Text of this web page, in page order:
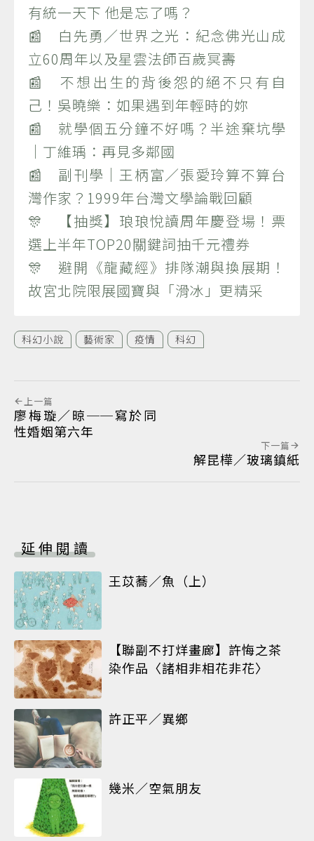
有統一天下 他是忘了嗎？
📰 白先勇／世界之光：紀念佛光山成
立60周年以及星雲法師百歲冥壽
📰 不想出生的背後怨的絕不只有自
己！吳曉樂：如果遇到年輕時的妳
📰 就學個五分鐘不好嗎？半途棄坑學
｜丁維瑀：再見多鄰國
📰 副刊學｜王柄富／張愛玲算不算台
灣作家？1999年台灣文學論戰回顧
🎊 【抽獎】琅琅悅讀周年慶登場！票
選上半年TOP20關鍵詞抽千元禮券
🎊 避開《龍藏經》排隊潮與換展期！
故宮北院限展國寶與「滑冰」更精采
科幻小說 藝術家 疫情 科幻
上一篇
廖梅璇／晾──寫於同
性婚姻第六年
下一篇
解昆樺／玻璃鎮紙
延伸閱讀
王苡蕎／魚（上）
【聯副不打烊畫廊】許悔之茶
染作品〈諸相非相花非花〉
許正平／異鄉
幾米／空氣朋友